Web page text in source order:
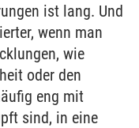
ist lang. Und
wenn man
wie
oder den
eng mit
sind, in eine